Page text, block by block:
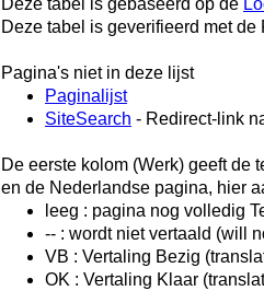
Deze tabel is geverifieerd met
Pagina's niet in deze lijst
Paginalijst
SiteSearch - Redirect-link
De eerste kolom (Werk) geeft de
en de Nederlandse pagina, hier
leeg : pagina nog volledig
-- : wordt niet vertaald (will
VB : Vertaling Bezig
OK : Vertaling Klaar